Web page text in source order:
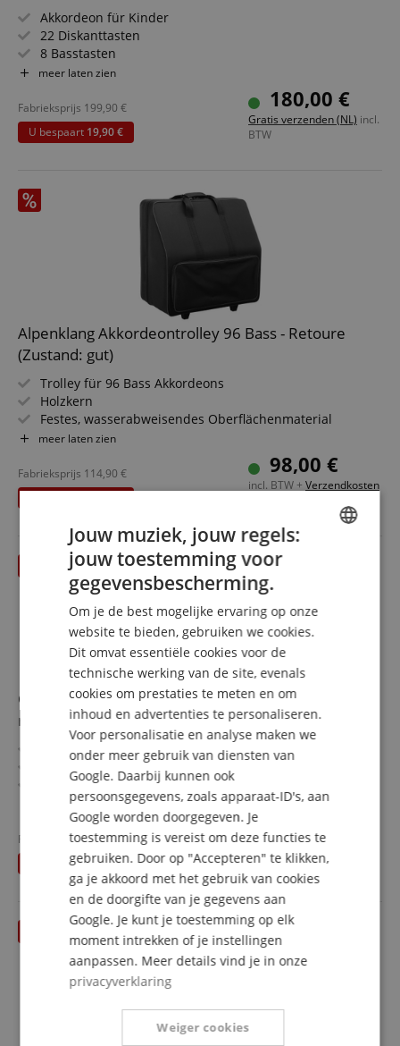
Akkordeon für Kinder
22 Diskanttasten
8 Basstasten
Inkl. Trageriemen und Tasche
meer laten zien
180,00 €
Gratis verzenden (NL) incl.
BTW
Fabrieksprijs 199,90 €
U bespaart 19,90 €
Alpenklang Akkordeontrolley 96 Bass - Retoure
(Zustand: gut)
Trolley für 96 Bass Akkordeons
Holzkern
Festes, wasserabweisendes Oberflächenmaterial
Plüsch-Polsterung
meer laten zien
98,00 €
incl. BTW + Verzendkosten
Fabrieksprijs 114,90 €
Classic Cantabile Secondo Kinder Akkordeon 8 Bass
rot - Retoure (Zustand: gut)
Akkordeon für Kinder
22 Diskanttasten
8 Basstasten
Inkl. Trageriemen und Tasche
meer laten zien
171,00 €
Gratis verzenden (NL)
BTW
Fabrieksprijs199,90€
U bespaart28,90 €
ITALIAN
SPANISH
Jouw muziek, jouw regels:
jouw toestemming voor
gegevensbescherming.
Om je de best mogelijke ervaring op onze
website te bieden, gebruiken we cookies.
Dit omvat essentiële cookies voor de
technische werking van de site, evenals
cookies om prestaties te meten en om
inhoud en advertenties te personaliseren.
Voor personalisatie en analyse maken we
onder meer gebruik van diensten van
Google. Daarbij kunnen ook
persoonsgegevens, zoals apparaat-ID's, aan
Google worden doorgegeven. Je
toestemming is vereist om deze functies te
gebruiken. Door op "Accepteren" te klikken,
ga je akkoord met het gebruik van cookies
en de doorgifte van je gegevens aan
Google. Je kunt je toestemming op elk
moment intrekken of je instellingen
aanpassen. Meer details vind je in onze
privacyverklaring
Weiger cookies